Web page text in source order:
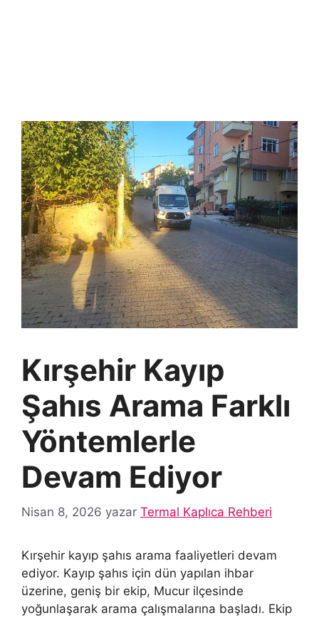
Kırşehir Kayıp
Şahıs Arama Farklı
Yöntemlerle
Devam Ediyor
Nisan 8, 2026 yazar Termal Kaplıca Rehberi
Kırşehir kayıp şahıs arama faaliyetleri devam
ediyor. Kayıp şahıs için dün yapılan ihbar
üzerine, geniş bir ekip, Mucur ilçesinde
yoğunlaşarak arama çalışmalarına başladı. Ekip